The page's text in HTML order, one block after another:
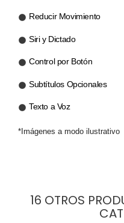
Reducir Movimiento
Siri y Dictado
Control por Botón
Subtítulos Opcionales
Texto a Voz
*Imágenes a modo ilustrativo
16 OTROS